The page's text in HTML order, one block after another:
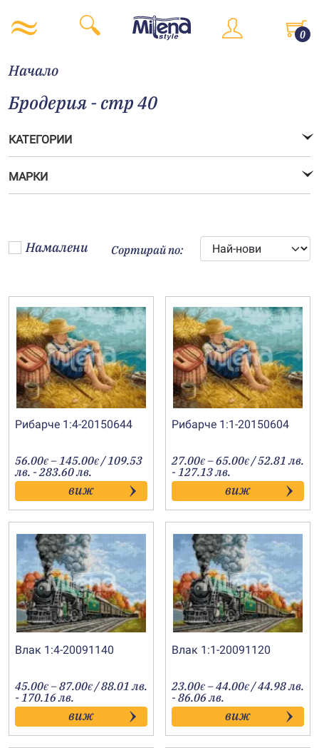
0
Начало
Бродерия - стр 40
КАТЕГОРИИ
МАРКИ
Намалени Сортирай по:
Рибарче 1:4-20150644
56.00€ –145.00€Price
range:
56.00€
through
145.00€
/ 109.53
лв. - 283.60 лв.
виж
Рибарче 1:1-20150604
27.00€ –65.00€Price
range:
27.00€
through
65.00€
/ 52.81 лв.
- 127.13 лв.
виж
Влак 1:4-20091140
45.00€ –87.00€Price
range:
45.00€
through
87.00€
/ 88.01 лв.
- 170.16 лв.
виж
Влак 1:1-20091120
23.00€ –44.00€Price
range:
23.00€
through
44.00€
/ 44.98 лв.
- 86.06 лв.
виж